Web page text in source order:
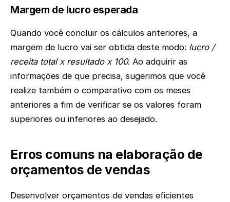
Margem de lucro esperada
Quando você concluir os cálculos anteriores, a
margem de lucro vai ser obtida deste modo: lucro /
receita total x resultado x 100. Ao adquirir as
informações de que precisa, sugerimos que você
realize também o comparativo com os meses
anteriores a fim de verificar se os valores foram
superiores ou inferiores ao desejado.
Erros comuns na elaboração de
orçamentos de vendas
Desenvolver orçamentos de vendas eficientes